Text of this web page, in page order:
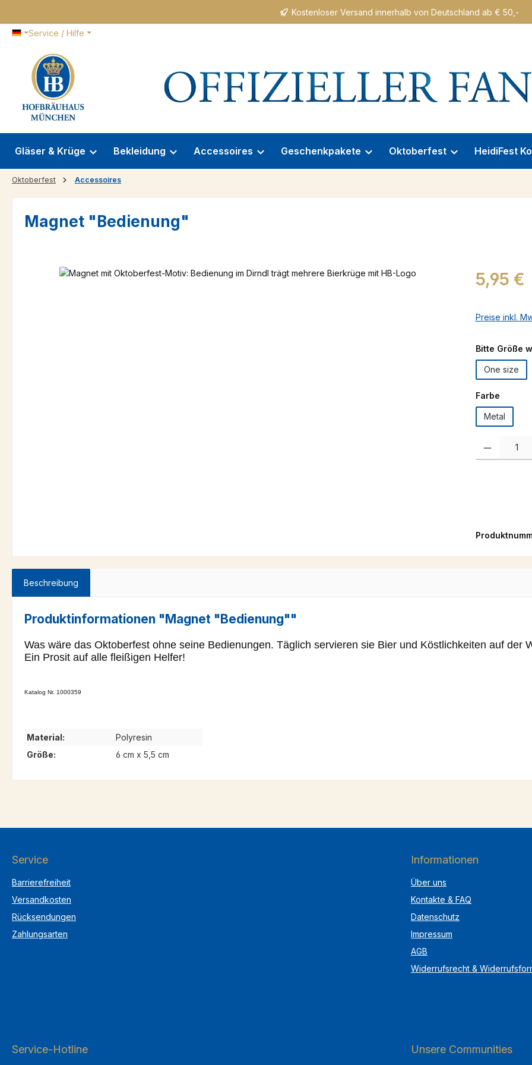
Kostenloser Versand innerhalb von Deutschland ab € 50,-
Service / Hilfe
Gläser & Krüge Bekleidung Accessoires Geschenkpakete Oktoberfest HeidiFest
Oktoberfest Accessoires
Magnet "Bedienung"
Bildergalerie überspringen Regulärer Preis:
5,95 €
Preise inkl.
Bitte Größe
One size
Farbe
Metal
Produkt
Beschreibung
Produktinformationen "Magnet "Bedienung""
Was wäre das Oktoberfest ohne seine Bedienungen. Täglich servieren sie Bier und Köstlichkeiten auf der
Ein Prosit auf alle fleißigen Helfer!
Katalog Nr. 1000359
Material:
Polyresin
Größe:
6 cm x 5,5 cm
Service
Barrierefreiheit
Versandkosten
Rücksendungen
Zahlungsarten
Informationen
Über uns
Kontakte & FAQ
Datenschutz
Impressum
AGB
Widerrufsrecht &
Service-Hotline Unsere Communities